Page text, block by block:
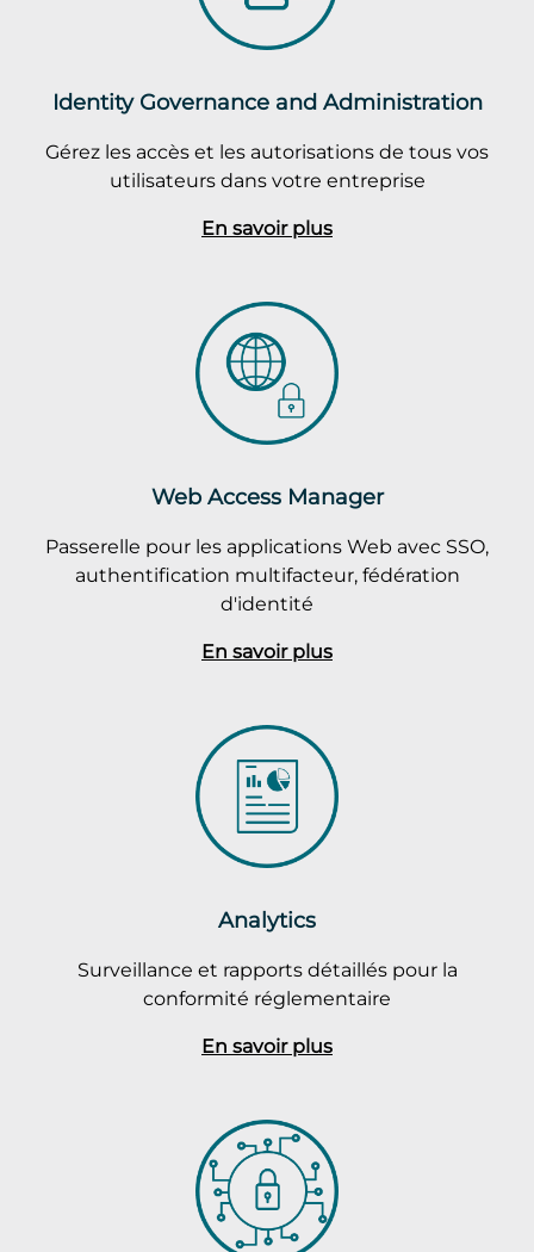
Identity Governance and Administration
Gérez les accès et les autorisations de tous vos
utilisateurs dans votre entreprise
En savoir plus
Web Access Manager
Passerelle pour les applications Web avec SSO,
authentification multifacteur, fédération
d'identité
En savoir plus
Analytics
Surveillance et rapports détaillés pour la
conformité réglementaire
En savoir plus